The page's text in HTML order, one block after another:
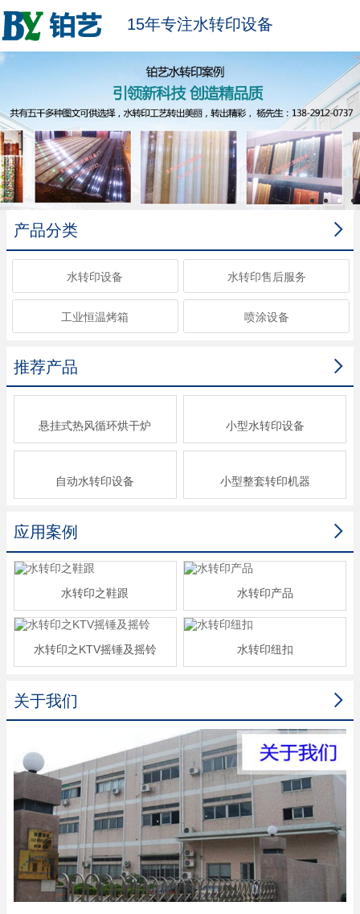
15年专注水转印设备

产品分类
水转印设备 水转印售后服务
工业恒温烤箱 喷涂设备

推荐产品
悬挂式热风循环烘干炉 小型水转印设备
自动水转印设备 小型整套转印机器

应用案例
水转印之鞋跟 水转印产品
水转印之KTV摇锤及摇铃 水转印纽扣

关于我们